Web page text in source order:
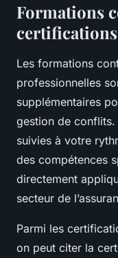
Formations
Les formations
professionnelles
supplémentaires
gestion de
suivies à votre
des compétences
directement
secteur de
Parmi les
on peut citer la